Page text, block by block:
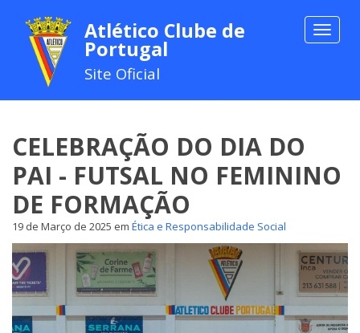
Toggle
Atlético Clube de
Portugal
Site Oficial
CELEBRAÇÃO DO DIA DO
PAI - FUTSAL NO FEMININO
DE FORMAÇÃO
19 de Março de 2025 em Ética e Responsabilidade Social